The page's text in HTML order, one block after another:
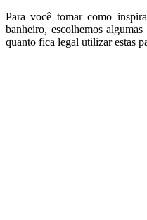
Para você tomar como
banheiro, escolhemos
quanto fica legal utilizar estas